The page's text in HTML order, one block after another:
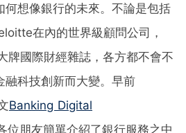
何想像銀行的未來。不論是包括
在內的世界級顧問公司，
牌國際財經雜誌，各方都不會不
融科技創新而大變。早前
Banking Digital
位朋友簡單介紹了銀行服務之中